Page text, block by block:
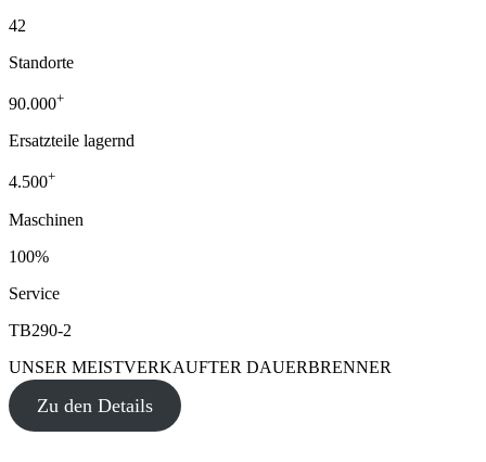
42
Standorte
90.000+
Ersatzteile lagernd
4.500+
Maschinen
100%
Service
TB290-2
UNSER MEISTVERKAUFTER DAUERBRENNER
Zu den Details